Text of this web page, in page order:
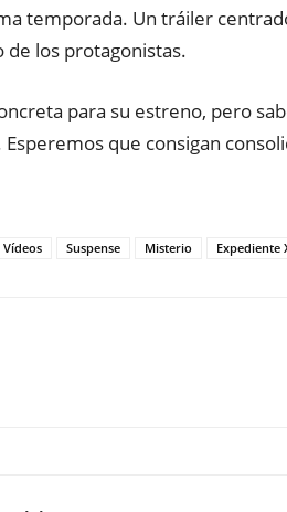
temporada. Un tráiler
los protagonistas.
para su estreno, pero
Esperemos que consigan
Vídeos Suspense Misterio Expediente